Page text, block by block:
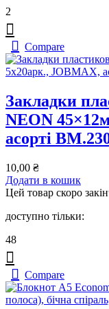
2
Compare
Закладки
NEON
асорті
10,00 ₴
Додати в кошик
Цей товар скоро
доступно тільки:
48
Compare